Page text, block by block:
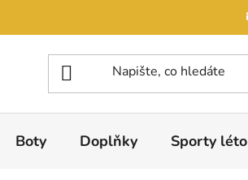
Boty Doplňky Sporty léto